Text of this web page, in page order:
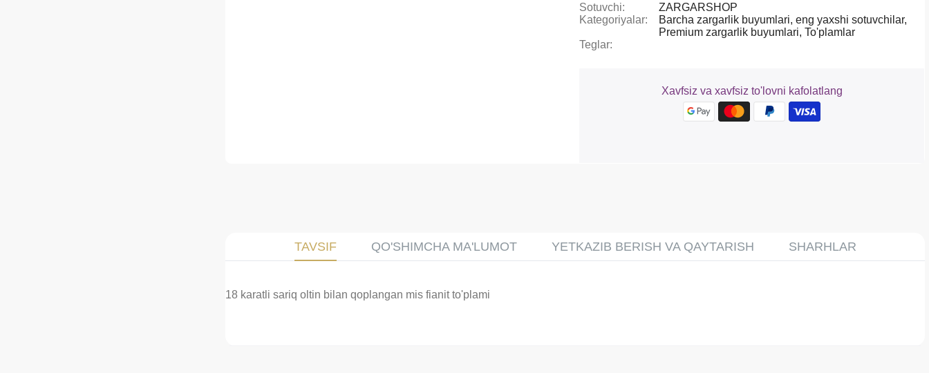
Sotuvchi:
ZARGARSHOP
Kategoriyalar:
Barcha zargarlik buyumlari, eng yaxshi sotuvchilar,
Premium zargarlik buyumlari, To'plamlar
Teglar:
Xavfsiz va xavfsiz to'lovni kafolatlang
TAVSIF QO'SHIMCHA MA'LUMOT YETKAZIB BERISH VA QAYTARISH SHARHLAR
18 karatli sariq oltin bilan qoplangan mis fianit to'plami